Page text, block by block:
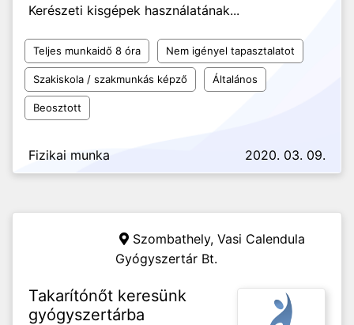
Kerészeti kisgépek használatának...
Teljes munkaidő 8 óra Nem igényel tapasztalatot
Szakiskola / szakmunkás képző Általános
Beosztott
Fizikai munka 2020. 03. 09.
Szombathely, Vasi Calendula
Gyógyszertár Bt.
Takarítónőt keresünk
gyógyszertárba